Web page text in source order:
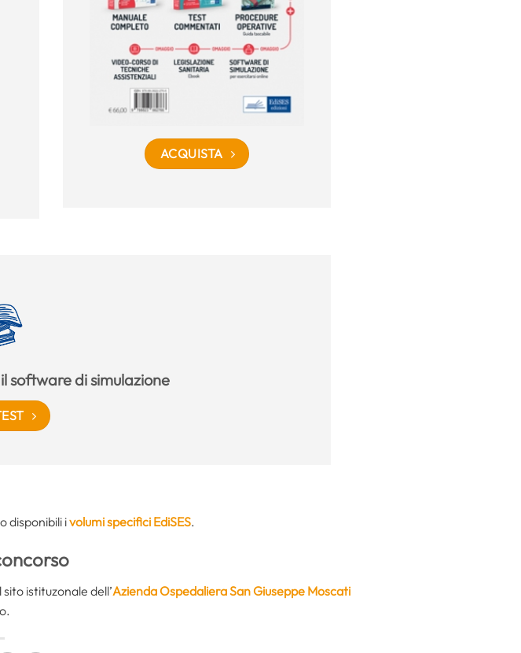
ACQUISTA
software di simulazione
disponibili ivolumi specifici EdiSES.
istituzonale dell’Azienda Ospedaliera San Giuseppe Moscati